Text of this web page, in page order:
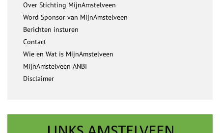
Over Stichting MijnAmstelveen
Word Sponsor van MijnAmstelveen
Berichten insturen
Contact
Wie en Wat is MijnAmstelveen
MijnAmstelveen ANBI
Disclaimer